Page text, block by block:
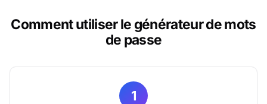
Comment utiliser le générateur de mots
de passe
1